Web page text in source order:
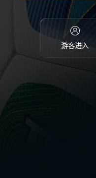
游客进入